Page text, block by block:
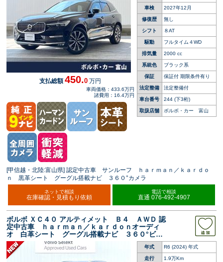
車検 2027年12月
修復歴 無し
シフト ８AT
駆動 フルタイム４WD
排気量 2000 cc
系統色 ブラック系
保証 保証付 期限条件有り
法定整備 法定整備付
車台番号 244 (下3桁)
取扱店舗 ボルボ・カー 富山
支払総額450.0 万円
車両価格：433.6万円
諸費用：16.4万円
[甲信越・北陸:富山県] 認定中古車 サンルーフ ｈａｒｍａｎ／ｋａｒｄｏ
ｎ 黒革シート グーグル搭載ナビ ３６０°カメラ
ネットで相談
在庫確認・見積もり依頼
電話で相談
直通 076-492-4907
ボルボ ＸＣ４０ アルティメット Ｂ４ ＡＷＤ 認
定中古車 ｈａｒｍａｎ／ｋａｒｄｏｎオーディ
オ 白革シート グーグル搭載ナビ ３６０°ビュ
ーカメラ 全席シートヒーター アダプティブク
ルーズコントロール 衝突被害軽減ブレーキ パ
ワーバックドア
年式 R6 (2024) 年式
走行 1.9万Km